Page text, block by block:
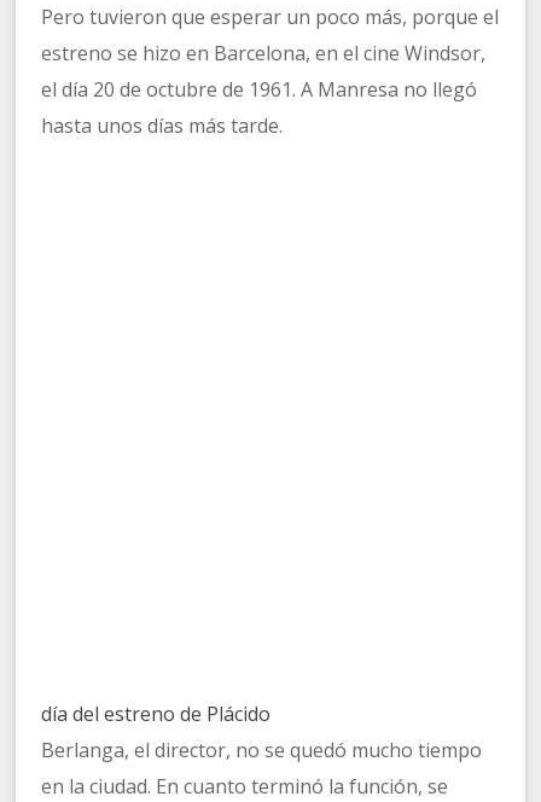
Pero tuvieron que esperar un poco más, porque el
estreno se hizo en Barcelona, en el cine Windsor,
el día 20 de octubre de 1961. A Manresa no llegó
hasta unos días más tarde.
día del estreno de Plácido
Berlanga, el director, no se quedó mucho tiempo
en la ciudad. En cuanto terminó la función, se